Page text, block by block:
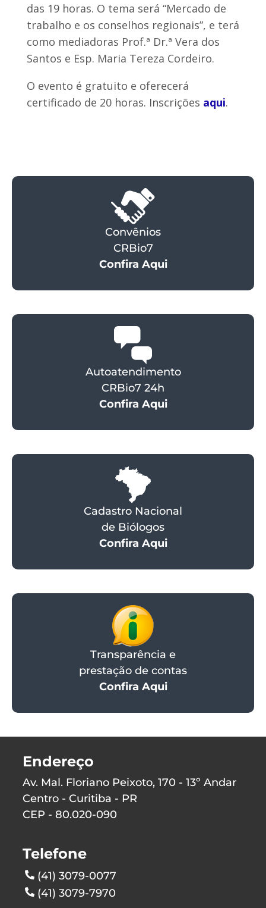
das 19 horas. O tema será “Mercado de
trabalho e os conselhos regionais”, e terá
como mediadoras Prof.ª Dr.ª Vera dos
Santos e Esp. Maria Tereza Cordeiro.
O evento é gratuito e oferecerá
certificado de 20 horas. Inscrições aqui.
Convênios
CRBio7
Confira Aqui
Autoatendimento
CRBio7 24h
Confira Aqui
Cadastro Nacional
de Biólogos
Confira Aqui
Transparência e
prestação de contas
Confira Aqui
Endereço
Av. Mal. Floriano Peixoto, 170 - 13º Andar
Centro - Curitiba - PR
CEP - 80.020-090
Telefone
(41) 3079-0077
(41) 3079-7970